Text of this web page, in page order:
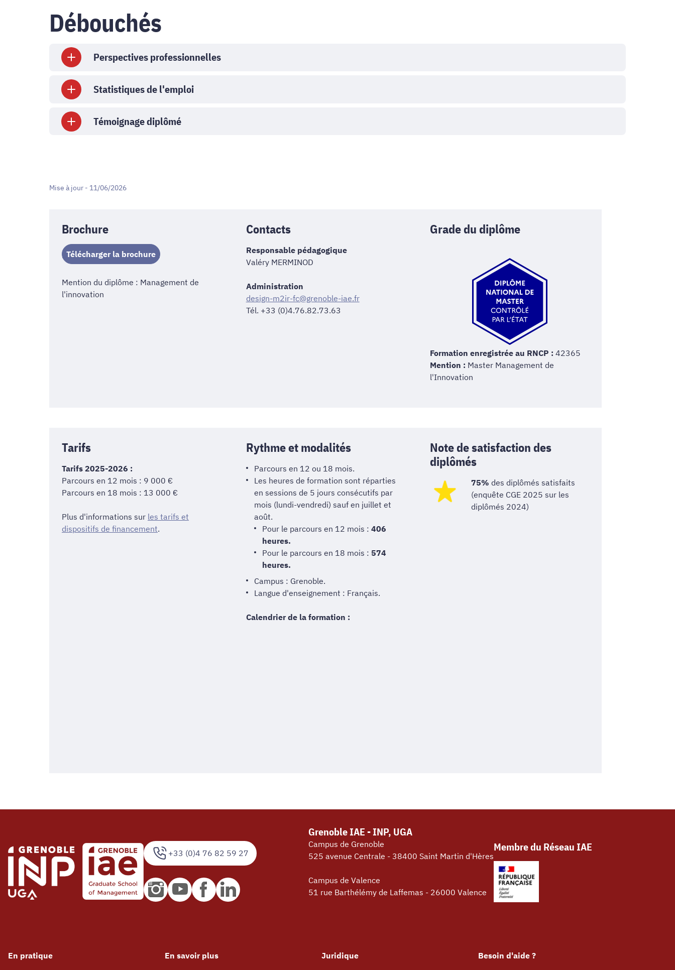
Débouchés
Perspectives professionnelles
Statistiques de l'emploi
Témoignage diplômé
Mise à jour - 11/06/2026
Brochure
Télécharger la brochure
Mention du diplôme : Management de
l'innovation
Contacts
Responsable pédagogique
Valéry MERMINOD
Administration
design-m2ir-fc@grenoble-iae.fr
Tél. +33 (0)4.76.82.73.63
Grade du diplôme
Formation enregistrée au RNCP : 42365
Mention : Master Management de
l'Innovation
Tarifs
Tarifs 2025-2026 :
Parcours en 12 mois : 9 000 €
Parcours en 18 mois : 13 000 €
Plus d'informations sur les tarifs et
dispositifs de financement.
Rythme et modalités
Parcours en 12 ou 18 mois.
Les heures de formation sont réparties
en sessions de 5 jours consécutifs par
mois (lundi-vendredi) sauf en juillet et
août.
Pour le parcours en 12 mois : 406
heures.
Pour le parcours en 18 mois : 574
heures.
Campus : Grenoble.
Langue d'enseignement : Français.
Calendrier de la formation :
Note de satisfaction des
diplômés
75% des diplômés satisfaits
(enquête CGE 2025 sur les
diplômés 2024)
+33 (0)4 76 82 59 27
Grenoble IAE - INP, UGA
Campus de Grenoble
525 avenue Centrale - 38400 Saint Martin d'Hères
Campus de Valence
51 rue Barthélémy de Laffemas - 26000 Valence
Membre du Réseau IAE
En pratique En savoir plus Juridique Besoin d'aide ?